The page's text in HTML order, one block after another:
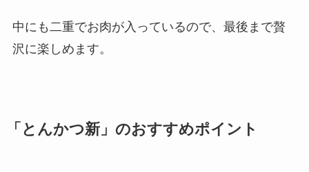
中にも二重でお肉が入っているので、最後まで贅
沢に楽しめます。
「とんかつ新」のおすすめポイント